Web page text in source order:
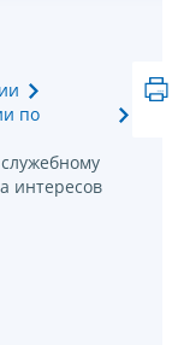
по
интересов